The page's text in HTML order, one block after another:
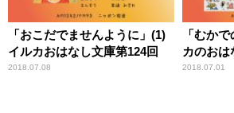
「おこだでませんように」(1)
イルカおはなし文庫第124回
2018.07.08
「むか
カのおは
2018.07.01